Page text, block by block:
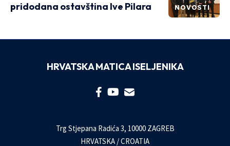
NOVOSTI
pridodana ostavština Ive Pilara
HRVATSKA MATICA ISELJENIKA
Trg Stjepana Radića 3, 10000 ZAGREB
HRVATSKA / CROATIA